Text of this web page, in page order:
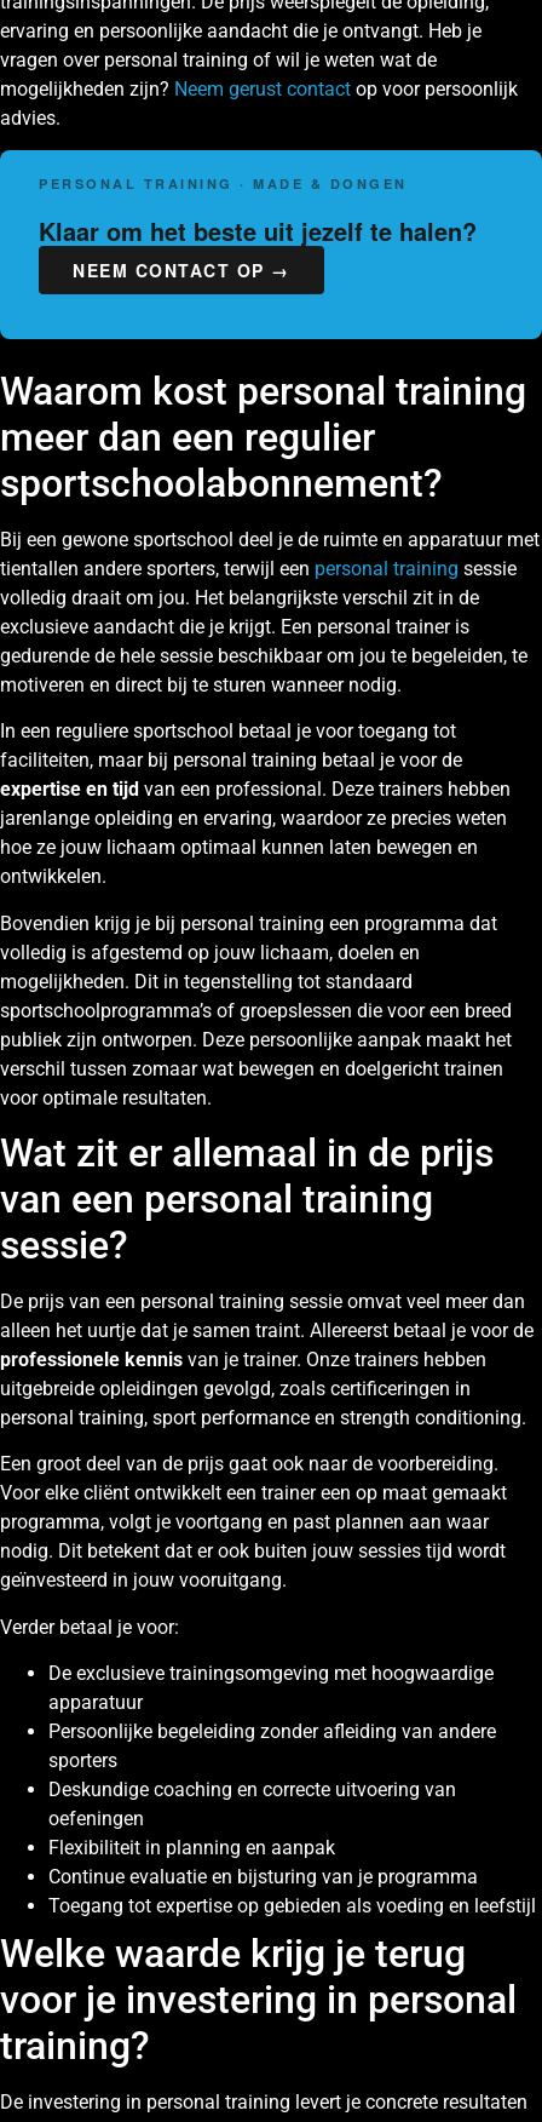
ervaring en persoonlijke aandacht die je ontvangt. Heb je
vragen over personal training of wil je weten wat de
mogelijkheden zijn? Neem gerust contact op voor persoonlijk
advies.
PERSONAL TRAINING · MADE & DONGEN
Klaar om het beste uit jezelf te halen?
NEEM CONTACT OP →
Waarom kost personal training
meer dan een regulier
sportschoolabonnement?
Bij een gewone sportschool deel je de ruimte en apparatuur met
tientallen andere sporters, terwijl een personal training sessie
volledig draait om jou. Het belangrijkste verschil zit in de
exclusieve aandacht die je krijgt. Een personal trainer is
gedurende de hele sessie beschikbaar om jou te begeleiden, te
motiveren en direct bij te sturen wanneer nodig.
In een reguliere sportschool betaal je voor toegang tot
faciliteiten, maar bij personal training betaal je voor de
expertise en tijd van een professional. Deze trainers hebben
jarenlange opleiding en ervaring, waardoor ze precies weten
hoe ze jouw lichaam optimaal kunnen laten bewegen en
ontwikkelen.
Bovendien krijg je bij personal training een programma dat
volledig is afgestemd op jouw lichaam, doelen en
mogelijkheden. Dit in tegenstelling tot standaard
sportschoolprogramma’s of groepslessen die voor een breed
publiek zijn ontworpen. Deze persoonlijke aanpak maakt het
verschil tussen zomaar wat bewegen en doelgericht trainen
voor optimale resultaten.
Wat zit er allemaal in de prijs
van een personal training
sessie?
De prijs van een personal training sessie omvat veel meer dan
alleen het uurtje dat je samen traint. Allereerst betaal je voor de
professionele kennis van je trainer. Onze trainers hebben
uitgebreide opleidingen gevolgd, zoals certificeringen in
personal training, sport performance en strength conditioning.
Een groot deel van de prijs gaat ook naar de voorbereiding.
Voor elke cliënt ontwikkelt een trainer een op maat gemaakt
programma, volgt je voortgang en past plannen aan waar
nodig. Dit betekent dat er ook buiten jouw sessies tijd wordt
geïnvesteerd in jouw vooruitgang.
Verder betaal je voor:
De exclusieve trainingsomgeving met hoogwaardige
apparatuur
Persoonlijke begeleiding zonder afleiding van andere
sporters
Deskundige coaching en correcte uitvoering van
oefeningen
Flexibiliteit in planning en aanpak
Continue evaluatie en bijsturing van je programma
Toegang tot expertise op gebieden als voeding en leefstijl
Welke waarde krijg je terug
voor je investering in personal
training?
De investering in personal training levert je concrete resultaten